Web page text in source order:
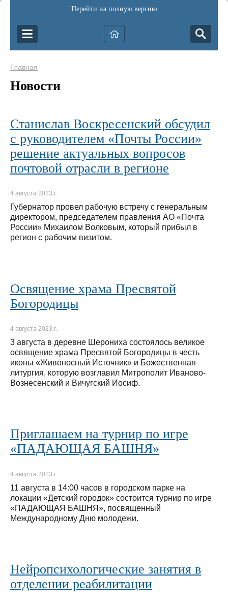
Перейти на полную версию
Главная
Новости
Станислав Воскресенский обсудил
с руководителем «Почты России»
решение актуальных вопросов
почтовой отрасли в регионе
4 августа 2023 г.
Губернатор провел рабочую встречу с генеральным
директором, председателем правления АО «Почта
России» Михаилом Волковым, который прибыл в
регион с рабочим визитом.
Освящение храма Пресвятой
Богородицы
4 августа 2023 г.
3 августа в деревне Шерониха состоялось великое
освящение храма Пресвятой Богородицы в честь
иконы «Живоносный Источник» и Божественная
литургия, которую возглавил Митрополит Иваново-
Вознесенский и Вичугский Иосиф.
Приглашаем на турнир по игре
«ПАДАЮЩАЯ БАШНЯ»
4 августа 2023 г.
11 августа в 14:00 часов в городском парке на
локации «Детский городок» состоится турнир по игре
«ПАДАЮЩАЯ БАШНЯ», посвященный
Международному Дню молодежи.
Нейропсихологические занятия в
отделении реабилитации